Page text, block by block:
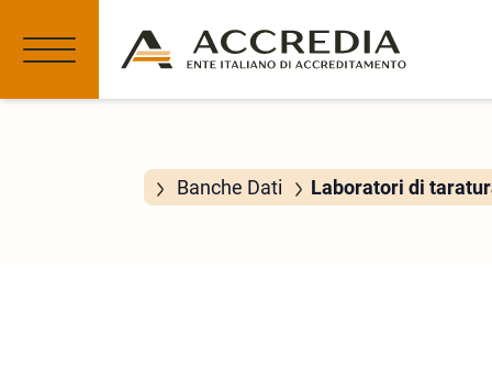
Banche Dati Laboratori di